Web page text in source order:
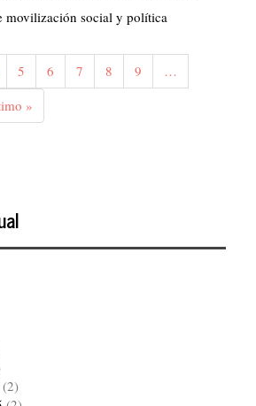
movilización social y política
Página
5 Página
6 Página
7 Página
8 Página
9
…
»
(2)